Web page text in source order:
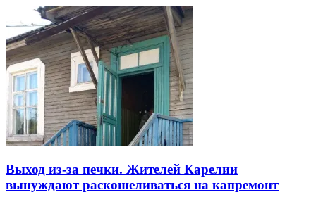
Выход из-за печки. Жителей Карелии
вынуждают раскошеливаться на капремонт